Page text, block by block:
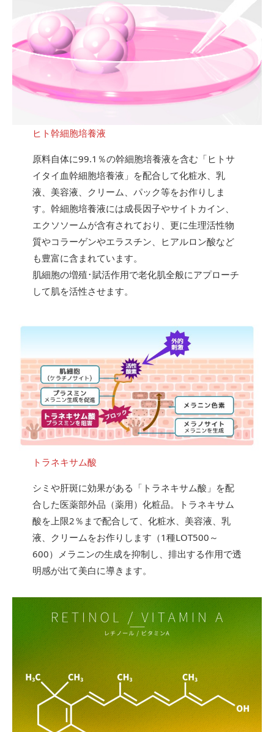
ヒト幹細胞培養液
原料自体に99.1％の幹細胞培養液を含む「ヒトサ
イタイ血幹細胞培養液」を配合して化粧水、乳
液、美容液、クリーム、パック等をお作りしま
す。幹細胞培養液には成長因子やサイトカイン、
エクソソームが含有されており、更に生理活性物
質やコラーゲンやエラスチン、ヒアルロン酸など
も豊富に含まれています。
肌細胞の増殖･賦活作用で老化肌全般にアプローチ
して肌を活性させます。
トラネキサム酸
シミや肝斑に効果がある「トラネキサム酸」を配
合した医薬部外品（薬用）化粧品。トラネキサム
酸を上限2％まで配合して、化粧水、美容液、乳
液、クリームをお作りします（1種LOT500～
600）メラニンの生成を抑制し、排出する作用で透
明感が出て美白に導きます。